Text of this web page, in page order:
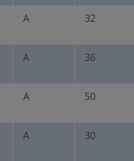
A 32
A 36
A 50
A 30